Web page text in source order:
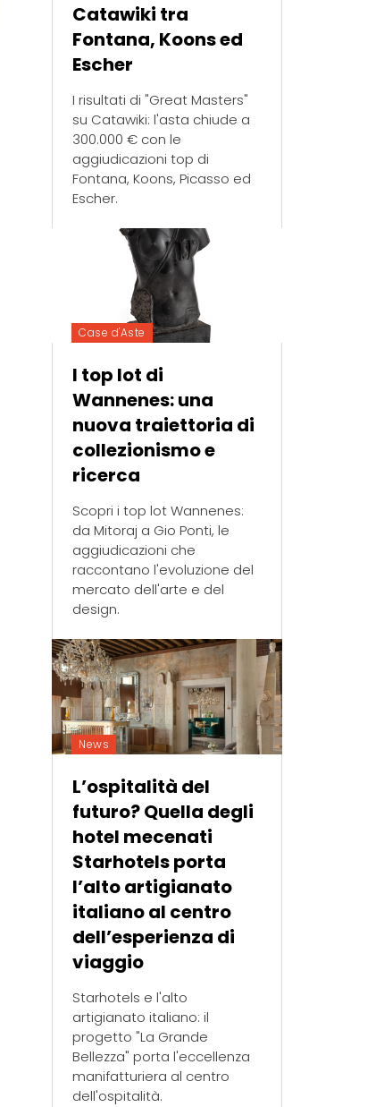
Catawiki tra
Fontana, Koons ed
Escher
I risultati di "Great Masters"
su Catawiki: l'asta chiude a
300.000 € con le
aggiudicazioni top di
Fontana, Koons, Picasso ed
Escher.
Case d'Aste
I top lot di
Wannenes: una
nuova traiettoria di
collezionismo e
ricerca
Scopri i top lot Wannenes:
da Mitoraj a Gio Ponti, le
aggiudicazioni che
raccontano l'evoluzione del
mercato dell'arte e del
design.
News
L’ospitalità del
futuro? Quella degli
hotel mecenati
Starhotels porta
l’alto artigianato
italiano al centro
dell’esperienza di
viaggio
Starhotels e l'alto
artigianato italiano: il
progetto "La Grande
Bellezza" porta l'eccellenza
manifatturiera al centro
dell'ospitalità.